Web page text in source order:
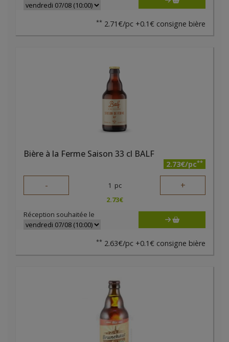
** 2.71€/pc +0.1€ consigne bière
Bière à la Ferme Saison 33 cl BALF
2.73€/pc**
- 1 pc +
2.73€
Réception souhaitée le
** 2.63€/pc +0.1€ consigne bière